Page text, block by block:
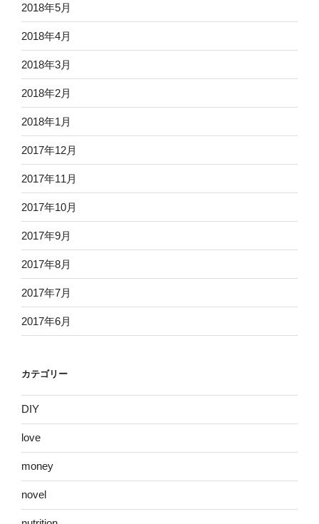
2018年5月
2018年4月
2018年3月
2018年2月
2018年1月
2017年12月
2017年11月
2017年10月
2017年9月
2017年8月
2017年7月
2017年6月
カテゴリー
DIY
love
money
novel